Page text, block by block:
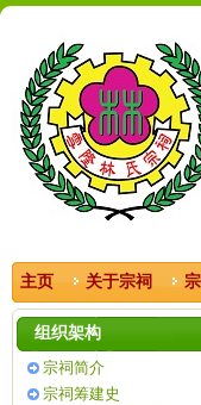
主页 关于宗祠
组织架构
宗祠简介
宗祠筹建史